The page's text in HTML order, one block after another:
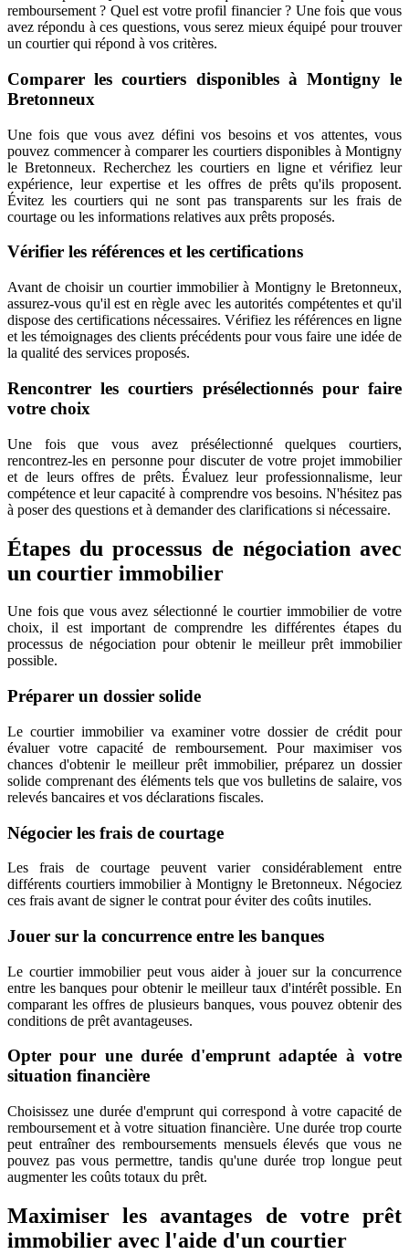
remboursement ? Quel est votre profil financier ? Une fois que vous
avez répondu à ces questions, vous serez mieux équipé pour trouver
un courtier qui répond à vos critères.
Comparer les courtiers disponibles à Montigny le
Bretonneux
Une fois que vous avez défini vos besoins et vos attentes, vous
pouvez commencer à comparer les courtiers disponibles à Montigny
le Bretonneux. Recherchez les courtiers en ligne et vérifiez leur
expérience, leur expertise et les offres de prêts qu'ils proposent.
Évitez les courtiers qui ne sont pas transparents sur les frais de
courtage ou les informations relatives aux prêts proposés.
Vérifier les références et les certifications
Avant de choisir un courtier immobilier à Montigny le Bretonneux,
assurez-vous qu'il est en règle avec les autorités compétentes et qu'il
dispose des certifications nécessaires. Vérifiez les références en ligne
et les témoignages des clients précédents pour vous faire une idée de
la qualité des services proposés.
Rencontrer les courtiers présélectionnés pour faire
votre choix
Une fois que vous avez présélectionné quelques courtiers,
rencontrez-les en personne pour discuter de votre projet immobilier
et de leurs offres de prêts. Évaluez leur professionnalisme, leur
compétence et leur capacité à comprendre vos besoins. N'hésitez pas
à poser des questions et à demander des clarifications si nécessaire.
Étapes du processus de négociation avec
un courtier immobilier
Une fois que vous avez sélectionné le courtier immobilier de votre
choix, il est important de comprendre les différentes étapes du
processus de négociation pour obtenir le meilleur prêt immobilier
possible.
Préparer un dossier solide
Le courtier immobilier va examiner votre dossier de crédit pour
évaluer votre capacité de remboursement. Pour maximiser vos
chances d'obtenir le meilleur prêt immobilier, préparez un dossier
solide comprenant des éléments tels que vos bulletins de salaire, vos
relevés bancaires et vos déclarations fiscales.
Négocier les frais de courtage
Les frais de courtage peuvent varier considérablement entre
différents courtiers immobilier à Montigny le Bretonneux. Négociez
ces frais avant de signer le contrat pour éviter des coûts inutiles.
Jouer sur la concurrence entre les banques
Le courtier immobilier peut vous aider à jouer sur la concurrence
entre les banques pour obtenir le meilleur taux d'intérêt possible. En
comparant les offres de plusieurs banques, vous pouvez obtenir des
conditions de prêt avantageuses.
Opter pour une durée d'emprunt adaptée à votre
situation financière
Choisissez une durée d'emprunt qui correspond à votre capacité de
remboursement et à votre situation financière. Une durée trop courte
peut entraîner des remboursements mensuels élevés que vous ne
pouvez pas vous permettre, tandis qu'une durée trop longue peut
augmenter les coûts totaux du prêt.
Maximiser les avantages de votre prêt
immobilier avec l'aide d'un courtier